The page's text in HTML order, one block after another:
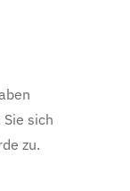
sich
zu.